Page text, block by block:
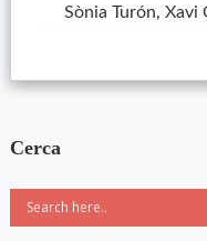
Sònia Turón, Xavi
Cerca